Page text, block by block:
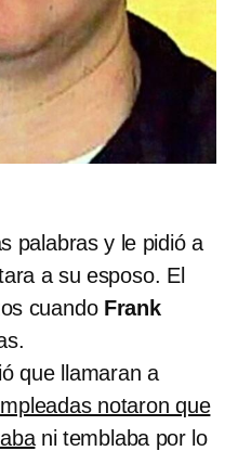
palabras y le pidió a
a su esposo. El
cuando Frank
que llamaran a
notaron que
ni temblaba por lo